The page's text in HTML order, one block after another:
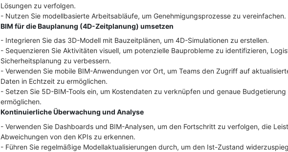
Lösungen zu verfolgen.
- Nutzen Sie modellbasierte Arbeitsabläufe, um Genehmigungsprozesse zu vereinfachen.
BIM für die Bauplanung (4D-Zeitplanung) umsetzen
- Integrieren Sie das 3D-Modell mit Bauzeitplänen, um 4D-Simulationen zu erstellen.
- Sequenzieren Sie Aktivitäten visuell, um potenzielle Bauprobleme zu identifizieren,
Sicherheitsplanung zu verbessern.
- Verwenden Sie mobile BIM-Anwendungen vor Ort, um Teams den Zugriff auf
Daten in Echtzeit zu ermöglichen.
- Setzen Sie 5D-BIM-Tools ein, um Kostendaten zu verknüpfen und genaue
ermöglichen.
Kontinuierliche Überwachung und Analyse
- Verwenden Sie Dashboards und BIM-Analysen, um den Fortschritt zu verfolgen, die
Abweichungen von den KPIs zu erkennen.
- Führen Sie regelmäßige Modellaktualisierungen durch, um den Ist-Zustand